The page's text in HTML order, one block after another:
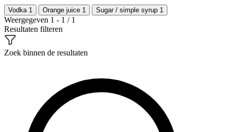
Vodka 1 Orange juice 1 Sugar / simple syrup 1
Weergegeven 1 - 1 / 1
Resultaten filteren
Zoek binnen de resultaten